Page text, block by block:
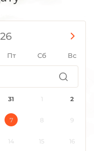
Пт Сб Вс
31 1 2
7 8 9
14 15 16